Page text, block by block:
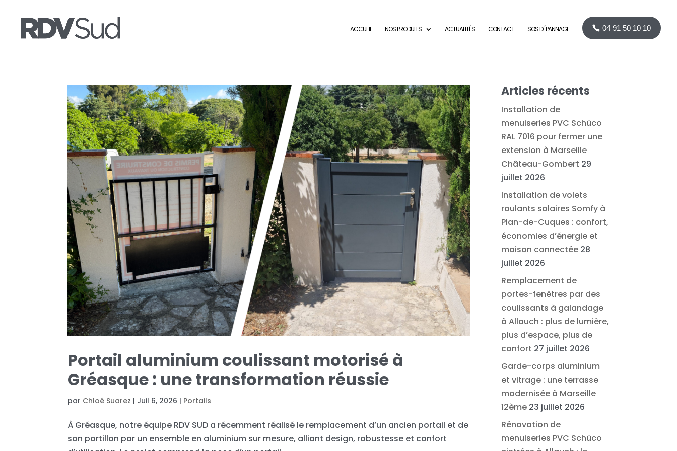
ACCUEIL NOS PRODUITS ACTUALITÉS CONTACT SOS DÉPANNAGE 04 91 50 10 10
Portail aluminium coulissant motorisé à
Gréasque : une transformation réussie
par Chloé Suarez | Juil 6, 2026 | Portails
À Gréasque, notre équipe RDV SUD a récemment réalisé le remplacement d’un ancien portail et de
son portillon par un ensemble en aluminium sur mesure, alliant design, robustesse et confort
Articles récents
Installation de
menuiseries PVC Schüco
RAL 7016 pour fermer une
extension à Marseille
Château-Gombert 29
juillet 2026
Installation de volets
roulants solaires Somfy à
Plan-de-Cuques : confort,
économies d’énergie et
maison connectée 28
juillet 2026
Remplacement de
portes-fenêtres par des
coulissants à galandage
à Allauch : plus de lumière,
plus d’espace, plus de
confort 27 juillet 2026
Garde-corps aluminium
et vitrage : une terrasse
modernisée à Marseille
12ème 23 juillet 2026
Rénovation de
menuiseries PVC Schüco